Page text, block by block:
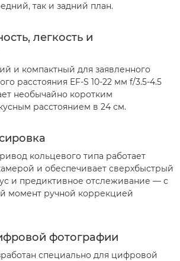
так и задний план.
легкость и
и компактный для заявленного
расстояния EF-S 10-22 мм f/3.5-4.5
необычайно коротким
расстоянием в 24 см.
кольцевого типа работает
и обеспечивает сверхбыстрый
и предиктивное отслеживание — с
момент ручной коррекцией
фотографии
специально для цифровой